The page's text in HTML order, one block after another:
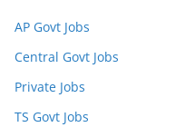
AP Govt Jobs
Central Govt Jobs
Private Jobs
TS Govt Jobs